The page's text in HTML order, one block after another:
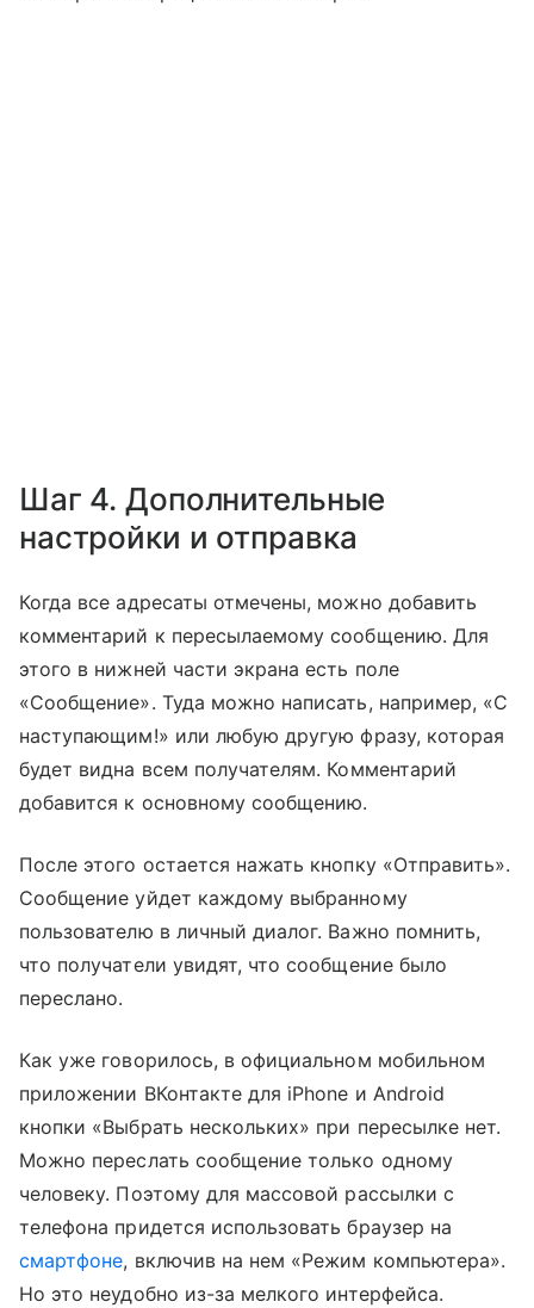
Шаг 4. Дополнительные
настройки и отправка
Когда все адресаты отмечены, можно добавить
комментарий к пересылаемому сообщению. Для
этого в нижней части экрана есть поле
«Сообщение». Туда можно написать, например, «С
наступающим!» или любую другую фразу, которая
будет видна всем получателям. Комментарий
добавится к основному сообщению.
После этого остается нажать кнопку «Отправить».
Сообщение уйдет каждому выбранному
пользователю в личный диалог. Важно помнить,
что получатели увидят, что сообщение было
переслано.
Как уже говорилось, в официальном мобильном
приложении ВКонтакте для iPhone и Android
кнопки «Выбрать нескольких» при пересылке нет.
Можно переслать сообщение только одному
человеку. Поэтому для массовой рассылки с
телефона придется использовать браузер на
смартфоне, включив на нем «Режим компьютера».
Но это неудобно из-за мелкого интерфейса.